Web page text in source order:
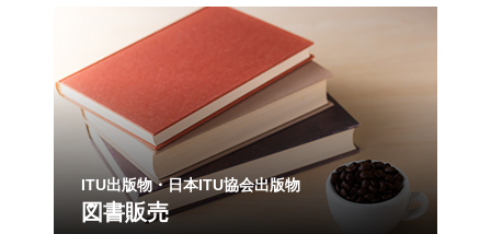
ITU出版物・日本ITU協会出版物
図書販売